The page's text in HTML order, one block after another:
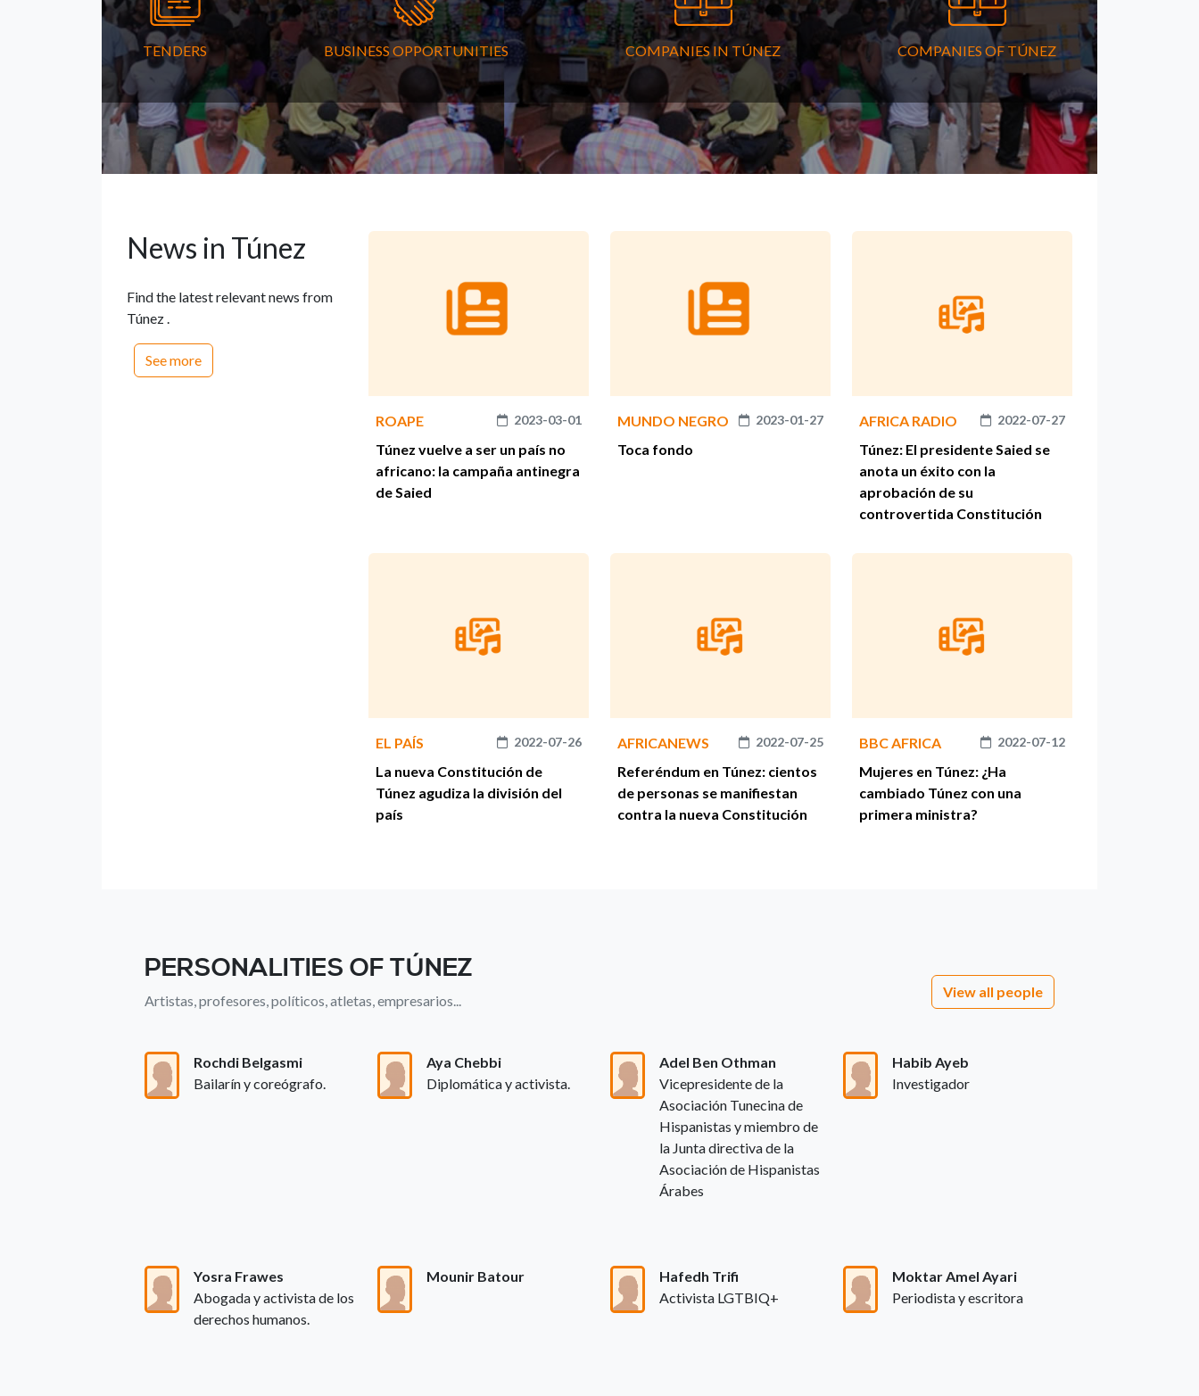
TENDERS BUSINESS OPPORTUNITIES COMPANIES IN TÚNEZ COMPANIES OF TÚNEZ
News in Túnez
Find the latest relevant news from
Túnez .
See more
ROAPE 2023-03-01
Túnez vuelve a ser un país no
africano: la campaña antinegra
de Saied
MUNDO NEGRO 2023-01-27
Toca fondo
AFRICA RADIO 2022-07-27
Túnez: El presidente Saied se
anota un éxito con la
aprobación de su
controvertida Constitución
EL PAÍS 2022-07-26
La nueva Constitución de
Túnez agudiza la división del
país
AFRICANEWS 2022-07-25
Referéndum en Túnez: cientos
de personas se manifiestan
contra la nueva Constitución
BBC AFRICA 2022-07-12
Mujeres en Túnez: ¿Ha
cambiado Túnez con una
primera ministra?
PERSONALITIES OF TÚNEZ
Artistas, profesores, políticos, atletas, empresarios...
View all people
Rochdi Belgasmi
Bailarín y coreógrafo.
Aya Chebbi
Diplomática y activista.
Adel Ben Othman
Vicepresidente de la
Asociación Tunecina de
Hispanistas y miembro de
la Junta directiva de la
Asociación de Hispanistas
Árabes
Habib Ayeb
Investigador
Yosra Frawes
Abogada y activista de los
derechos humanos.
Mounir Batour
Hafedh Trifi
Activista LGTBIQ+
Moktar Amel Ayari
Periodista y escritora